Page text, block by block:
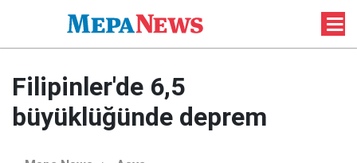
Filipinler'de 6,5
büyüklüğünde deprem